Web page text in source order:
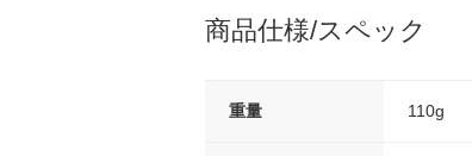
商品仕様/スペック
重量 110g